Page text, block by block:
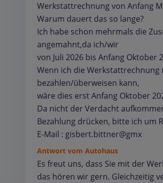
Werkstattrechnung von Anfang
Warum dauert das so lange?
Ich habe schon mehrmals die
angemahnt,da ich/wir
von Juli 2026 bis Anfang Oktober
Wenn ich die Werkstattrechnung
bezahlen/überweisen kann,
wäre dies erst Anfang Oktober
Da nicht der Verdacht
Bezahlung drücken, bitte ich um
E-Mail : gisbert.bittner@gmx
Antwort vom Autohaus
Es freut uns, dass Sie mit der
das hören wir gern. Gleichzeitig